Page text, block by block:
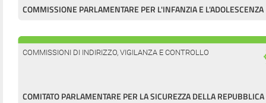
COMMISSIONE PARLAMENTARE PER L'INFANZIA E L'ADOLESCENZA
COMMISSIONI DI INDIRIZZO, VIGILANZA E CONTROLLO
COMITATO PARLAMENTARE PER LA SICUREZZA DELLA REPUBBLICA